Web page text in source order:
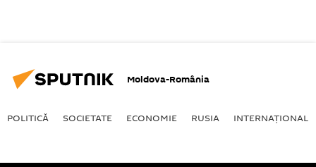
Moldova-România
POLITICĂ SOCIETATE ECONOMIE RUSIA INTERNAŢIONAL